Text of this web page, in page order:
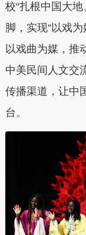
校“扎根中国大
脚，实现“以戏
以戏曲为媒，推
中美民间人文交
传播渠道，让中
台。